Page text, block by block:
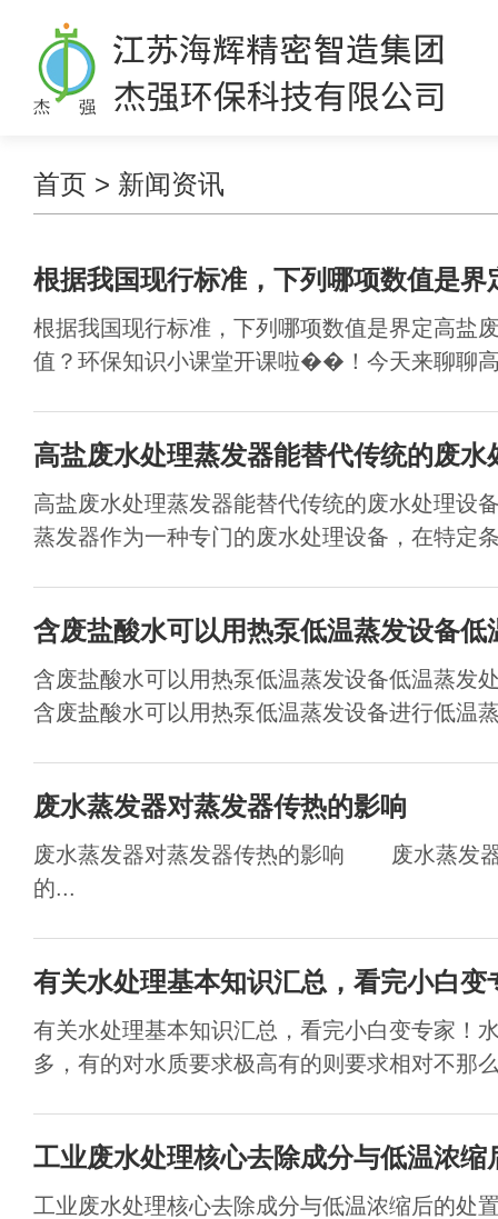
首页 > 新闻资讯
根据我国现行标准，下列哪项数值是界
根据我国现行标准，下列哪项数值是界定高盐
值？环保知识小课堂开课啦��！今天来聊聊
高盐废水处理蒸发器能替代传统的废水
高盐废水处理蒸发器能替代传统的废水处理设
蒸发器作为一种专门的废水处理设备，在特定
含废盐酸水可以用热泵低温蒸发设备低
含废盐酸水可以用热泵低温蒸发设备低温蒸发
含废盐酸水可以用热泵低温蒸发设备进行低温
废水蒸发器对蒸发器传热的影响
废水蒸发器对蒸发器传热的影响 废水蒸发
的...
有关水处理基本知识汇总，看完小白变
有关水处理基本知识汇总，看完小白变专家！
多，有的对水质要求极高有的则要求相对不那
工业废水处理核心去除成分与低温浓缩
工业废水处理核心去除成分与低温浓缩后的